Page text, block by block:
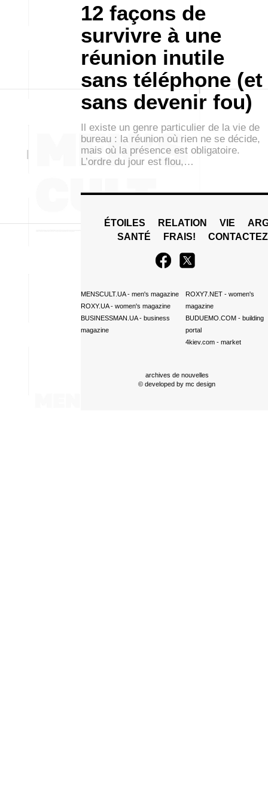
12 façons de
survivre à une
réunion inutile
sans téléphone (et
sans devenir fou)
Il existe un genre particulier de la vie de
bureau : la réunion où rien ne se décide,
mais où la présence est obligatoire.
L’ordre du jour est flou,…
ÉTOILES RELATION VIE
SANTÉ
FRAIS!
MENSCULT.UA- men's magazine
ROXY.UA- women's magazine
BUSINESSMAN.UA- business
magazine
ROXY7.NET- women's
magazine
BUDUEMO.COM- building
portal
4kiev.com- market
archives de nouvelles
© developed by mc design